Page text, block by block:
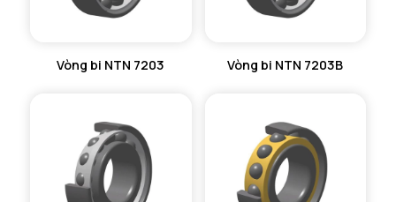
Vòng bi NTN 7203 Vòng bi NTN 7203B